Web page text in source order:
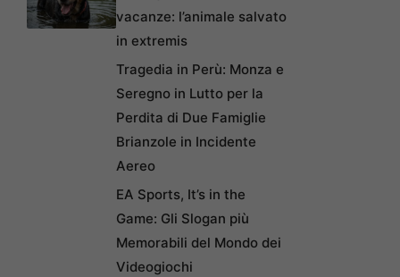
vacanze: l’animale salvato
in extremis
Tragedia in Perù: Monza e
Seregno in Lutto per la
Perdita di Due Famiglie
Brianzole in Incidente
Aereo
EA Sports, It’s in the
Game: Gli Slogan più
Memorabili del Mondo dei
Videogiochi